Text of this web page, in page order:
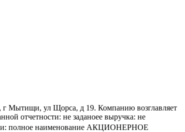
ул Щорса, д 19. Компанию возглавляет
отчетности: не заданоее выручка: не
полное наименование АКЦИОНЕРНОЕ